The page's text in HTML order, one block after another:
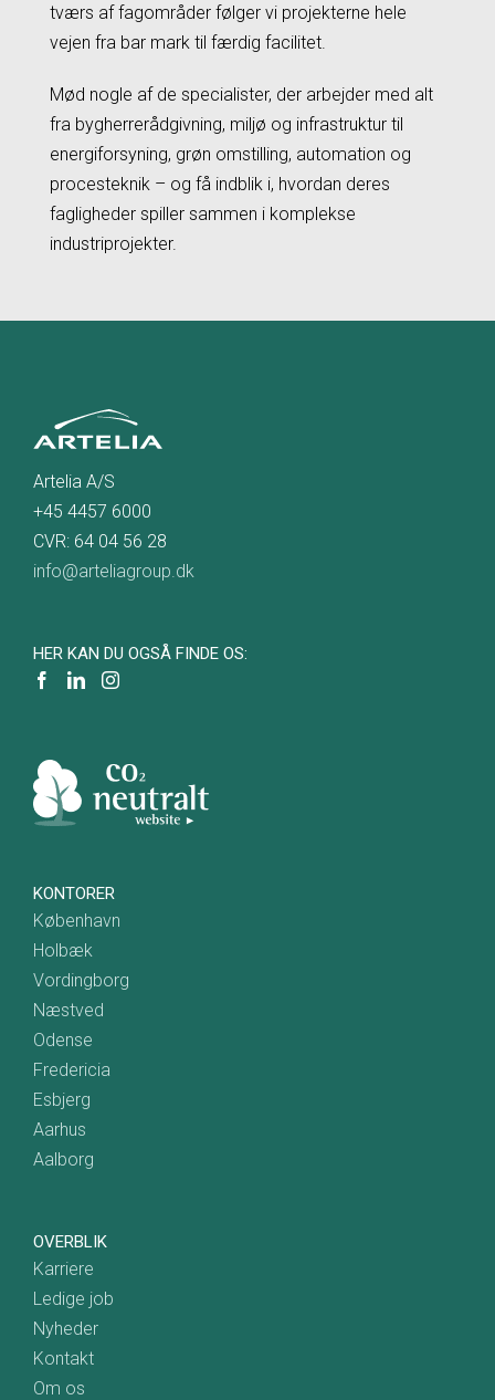
tværs af fagområder følger vi projekterne hele
vejen fra bar mark til færdig facilitet.
Mød nogle af de specialister, der arbejder med alt
fra bygherrerådgivning, miljø og infrastruktur til
energiforsyning, grøn omstilling, automation og
procesteknik – og få indblik i, hvordan deres
fagligheder spiller sammen i komplekse
industriprojekter.
Artelia A/S
+45 4457 6000
CVR: 64 04 56 28
info@arteliagroup.dk
HER KAN DU OGSÅ FINDE OS:
KONTORER
København
Holbæk
Vordingborg
Næstved
Odense
Fredericia
Esbjerg
Aarhus
Aalborg
OVERBLIK
Karriere
Ledige job
Nyheder
Kontakt
Om os